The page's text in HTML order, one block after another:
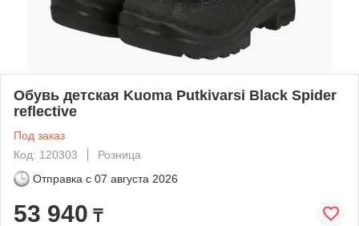
Обувь детская Kuoma Putkivarsi Black Spider
reflective
Под заказ
Код: 120303
Розница
Отправка с 07 августа 2026
53 940 ₸